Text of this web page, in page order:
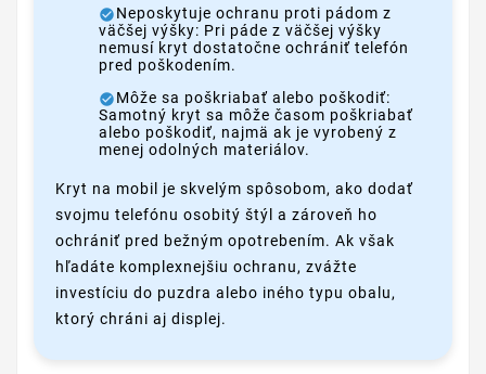
Neposkytuje ochranu proti pádom z
väčšej výšky: Pri páde z väčšej výšky
nemusí kryt dostatočne ochrániť telefón
pred poškodením.
Môže sa poškriabať alebo poškodiť:
Samotný kryt sa môže časom poškriabať
alebo poškodiť, najmä ak je vyrobený z
menej odolných materiálov.
Kryt na mobil je skvelým spôsobom, ako dodať
svojmu telefónu osobitý štýl a zároveň ho
ochrániť pred bežným opotrebením. Ak však
hľadáte komplexnejšiu ochranu, zvážte
investíciu do puzdra alebo iného typu obalu,
ktorý chráni aj displej.